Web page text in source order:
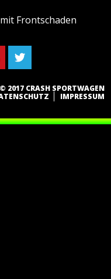
Frontschaden
© 2017 CRASH SPORTWAGEN
IMPRESSUM